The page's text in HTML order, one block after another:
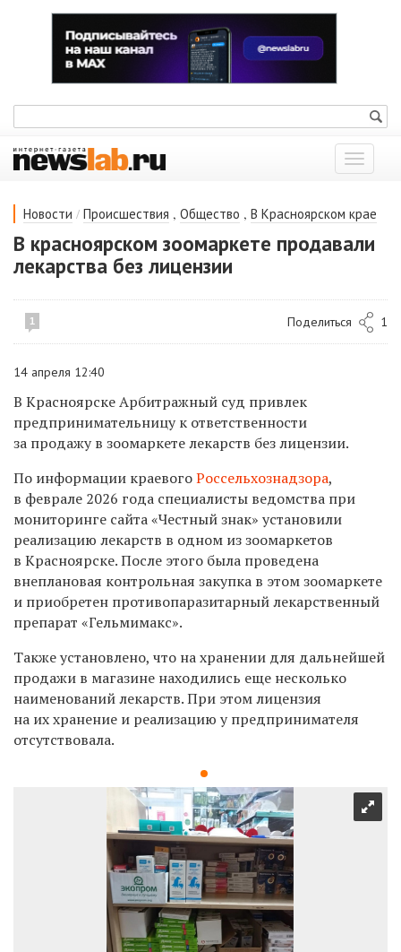
Показать
меню
Новости / Происшествия , Общество , В Красноярском крае
В красноярском зоомаркете продавали
лекарства без лицензии
1 Поделиться 1
14 апреля 12:40
В Красноярске Арбитражный суд привлек
предпринимательницу к ответственности
за продажу в зоомаркете лекарств без лицензии.
По информации краевогоРоссельхознадзора,
в феврале 2026 года специалисты ведомства при
мониторинге сайта «Честный знак» установили
реализацию лекарств в одном из зоомаркетов
в Красноярске. После этого была проведена
внеплановая контрольная закупка в этом зоомаркете
и приобретен противопаразитарный лекарственный
препарат «Гельмимакс».
Также установлено, что на хранении для дальнейшей
продажи в магазине находились еще несколько
наименований лекарств. При этом лицензия
на их хранение и реализацию у предпринимателя
отсутствовала.